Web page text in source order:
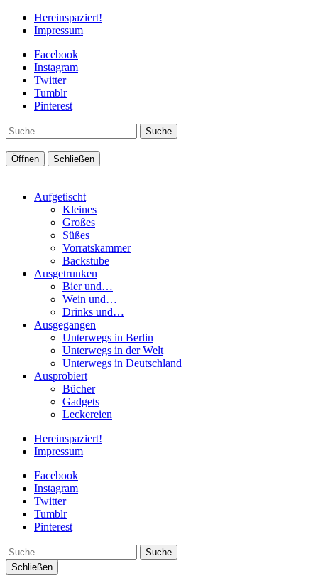
Hereinspaziert!
Impressum
Facebook
Instagram
Twitter
Tumblr
Pinterest
Suche
Öffnen Schließen
Aufgetischt
Kleines
Großes
Süßes
Vorratskammer
Backstube
Ausgetrunken
Bier und…
Wein und…
Drinks und…
Ausgegangen
Unterwegs in Berlin
Unterwegs in der Welt
Unterwegs in Deutschland
Ausprobiert
Bücher
Gadgets
Leckereien
Hereinspaziert!
Impressum
Facebook
Instagram
Twitter
Tumblr
Pinterest
Suche
Schließen